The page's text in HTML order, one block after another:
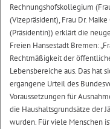
Rechnungshofskollegium
(Vizepräsident), Frau Dr.
(Präsidentin)) erklärt die
Freien Hansestadt Bremen:
Rechtmäßigkeit der
Lebensbereiche aus. Das hat
ergangene Urteil des
Voraussetzungen für
die Haushaltsgrundsätze der
wurden. Für viele Menschen